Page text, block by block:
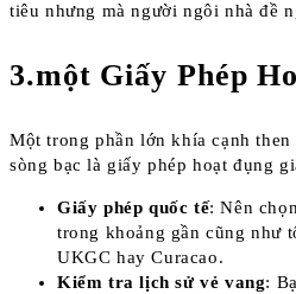
tiêu nhưng mà người ngôi nhà đề
3.một Giấy Phép
Một trong phần lớn khía cạnh
sòng bạc là giấy phép hoạt đụng
Giấy phép quốc tế: Nên
trong khoảng gần cũng như
UKGC hay Curacao.
Kiểm tra lịch sử vẻ vang: